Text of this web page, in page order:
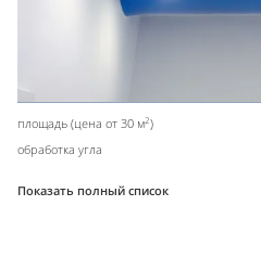
площадь (цена от 30 м2)
обработка угла
Показать полный список